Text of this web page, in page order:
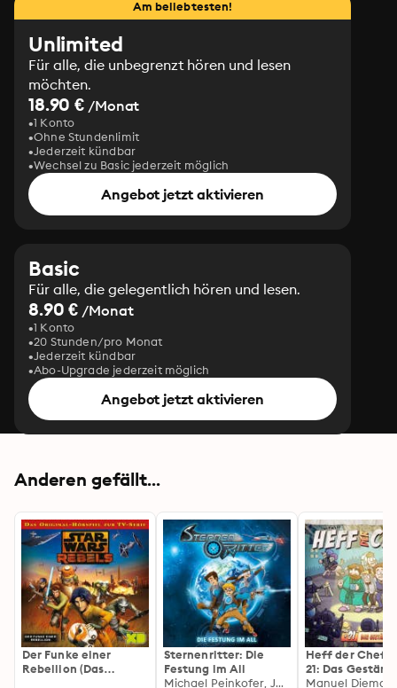
Am beliebtesten!
Unlimited
Für alle, die unbegrenzt hören und lesen
möchten.
18.90 € /Monat
1 Konto
Ohne Stundenlimit
Jederzeit kündbar
Wechsel zu Basic jederzeit möglich
Angebot jetzt aktivieren
Basic
Für alle, die gelegentlich hören und lesen.
8.90 € /Monat
1 Konto
20 Stunden/pro Monat
Jederzeit kündbar
Abo-Upgrade jederzeit möglich
Angebot jetzt aktivieren
Anderen gefällt...
Der Funke einer
Rebellion (Das
Sternenritter: Die
Festung im All
Michael Peinkofer, Janine Lüttmann
Heff der Chef,
21: Das
Manuel